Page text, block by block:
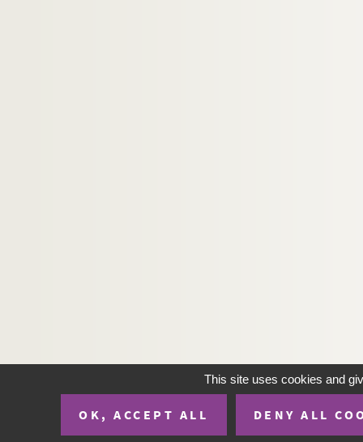
This site uses cookies and
OK, ACCEPT ALL DENY ALL